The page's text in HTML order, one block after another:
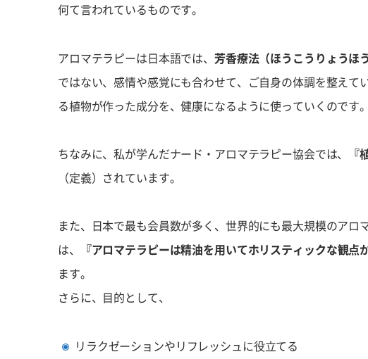
何て言われているものです。
アロマテラピーは日本語では、芳香療法（ほうこうりょうほう
ではない、感情や感覚にも合わせて、ご自身の体調を整え
る植物が作った成分を、健康になるように使っていくのです
ちなみに、私が学んだナード・アロマテラピー協会では、
（定義）されています。
また、日本で最も会員数が多く、世界的にも最大規模のア
は、
『アロマテラピーは精油を用いてホリスティックな観点
ます。
さらに、目的として、
リラクゼーションやリフレッシュに役立てる